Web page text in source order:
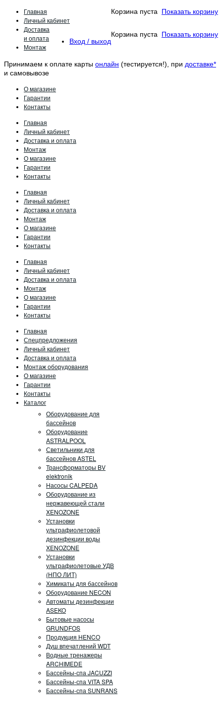
Корзина пуста Показать корзину
Корзина пуста
Показать корзину
Вход / выход
Принимаем к оплате карты онлайн (тестируется!), при доставке*
и самовывозе
Главная
Личный кабинет
Доставка
и оплата
Монтаж
О магазине
Гарантии
Контакты
Главная
Личный кабинет
Доставка и оплата
Монтаж
О магазине
Гарантии
Контакты
Главная
Личный кабинет
Доставка и оплата
Монтаж
О магазине
Гарантии
Контакты
Главная
Личный кабинет
Доставка и оплата
Монтаж
О магазине
Гарантии
Контакты
Главная
Спецпредложения
Личный кабинет
Доставка и оплата
Монтаж оборудования
О магазине
Гарантии
Контакты
Каталог
Оборудование для
бассейнов
Оборудование
ASTRALPOOL
Светильники для
бассейнов ASTEL
Трансформаторы BV
elektronik
Насосы CALPEDA
Оборудование из
нержавеющей стали
XENOZONE
Установки
ультрафиолетовой
дезинфекции воды
XENOZONE
Установки
ультрафиолетовые УДВ
(НПО ЛИТ)
Химикаты для бассейнов
Оборудование NECON
Автоматы дезинфекции
ASEKO
Бытовые насосы
GRUNDFOS
Продукция HENCO
Душ впечатлений WDT
Водные тренажеры
ARCHIMEDE
Бассейны-спа JACUZZI
Бассейны-спа VITA SPA
Бассейны-спа SUNRANS